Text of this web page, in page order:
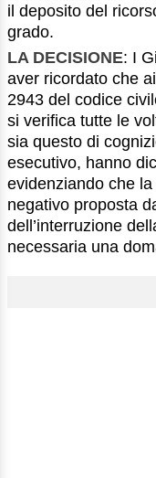
il deposito del
grado.
LA DECISIONE: I
aver ricordato che
2943 del codice
si verifica tutte le
sia questo di
esecutivo, hanno
evidenziando che
negativo proposta
dell’interruzione
necessaria una